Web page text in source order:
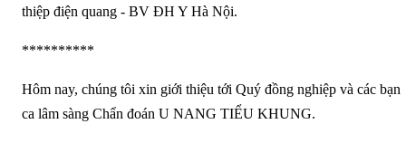
thiệp điện quang - BV ĐH Y Hà Nội.
**********
Hôm nay, chúng tôi xin giới thiệu tới Quý đồng nghiệp và các bạn
ca lâm sàng Chẩn đoán U NANG TIỂU KHUNG.